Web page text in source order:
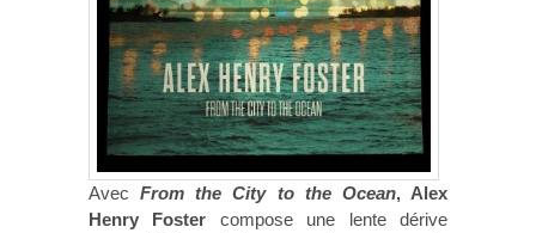
AvecFrom the City to the Ocean, Alex
Henry Foster compose une lente dérive